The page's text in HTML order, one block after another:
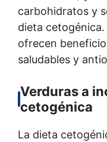
carbohidratos y
dieta
ofrecen
saludables y
Verduras a
cetogénica
La dieta